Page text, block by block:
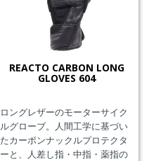
REACTO CARBON LONG
GLOVES 604
ロングレザーのモーターサイク
ルグローブ。人間工学に基づい
たカーボンナックルプロテクタ
ーと、人差し指・中指・薬指の